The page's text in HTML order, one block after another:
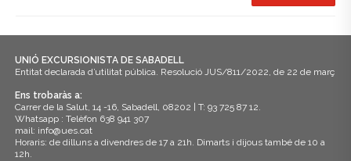
UNIÓ EXCURSIONISTA DE SABADELL
Entitat declarada d’utilitat pública. Resolució JUS/811/2022, de 22 de març
Ens trobaràs a:
Carrer de la Salut, 14 -16, Sabadell, 08202 | T: 93 725 87 12.
Whatsapp : Telèfon 638 941 307
mail: info@ues.cat
Horaris: de dilluns a divendres de 17 a 21h. Dimarts i dijous també de 10 a
12h.